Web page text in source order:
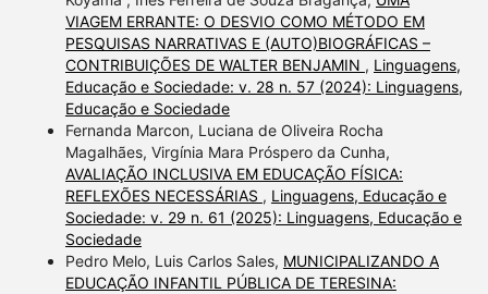
VIAGEM ERRANTE: O DESVIO COMO MÉTODO EM
PESQUISAS NARRATIVAS E (AUTO)BIOGRÁFICAS –
CONTRIBUIÇÕES DE WALTER BENJAMIN , Linguagens,
Educação e Sociedade: v. 28 n. 57 (2024): Linguagens,
Educação e Sociedade
Fernanda Marcon, Luciana de Oliveira Rocha
Magalhães, Virgínia Mara Próspero da Cunha,
AVALIAÇÃO INCLUSIVA EM EDUCAÇÃO FÍSICA:
REFLEXÕES NECESSÁRIAS , Linguagens, Educação e
Sociedade: v. 29 n. 61 (2025): Linguagens, Educação e
Sociedade
Pedro Melo, Luis Carlos Sales, MUNICIPALIZANDO A
EDUCAÇÃO INFANTIL PÚBLICA DE TERESINA: